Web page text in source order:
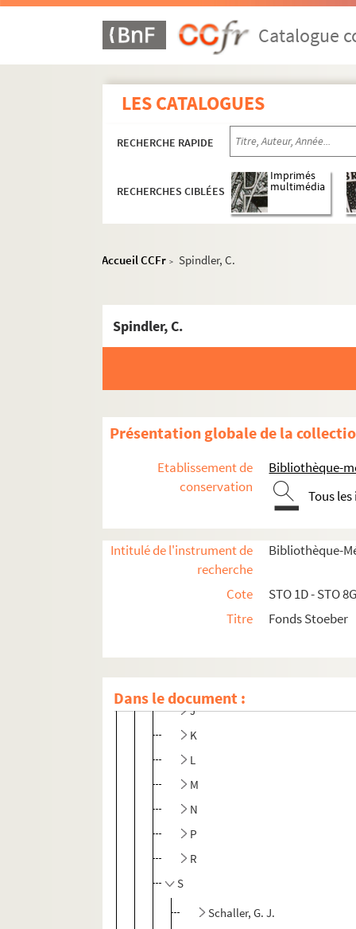
Catalogue
LES CATALOGUES
RECHERCHE RAPIDE
RECHERCHES CIBLÉES
Imprimés
multimédia
Accueil CCFr > Spindler, C.
Spindler, C.
Présentation globale de la
Etablissement de
conservation
Bibliothèque-
Tous
Intitulé de l'instrument de
recherche
Bibliothèque-
Cote
STO 1D - STO
Titre
Fonds Stoeber
Dans le document :
Tiroir 1D. Oberlin-Ehrenfried
Tiroir 2D. Correspondance Ehrenfried
3 listes manuscrites (Robert
J
K
L
M
N
P
R
S
Schaller, G. J.